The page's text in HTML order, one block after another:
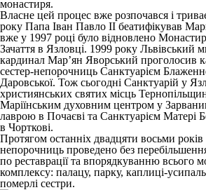
монастиря.
Власне цей процес вже розпочався і
року Папа Іван Павло ІІ беатифікував
вже у 1997 році було відновлено
Зачаття в Язловці. 1999 року Львівський
кардинал Мар’ян Яворський проголосив
сестер-непорочниць Санктуарієм
Даровської. Тож сьогодні Санктуарій у
християнських святих місць
Маріїнським духовним центром у
лаврою в Почаєві та Санктуарієм Матері
в Чорткові.
Протягом останніх двадцяти восьми
непорочниць проведено без
по реставрації та впорядкуванню всього
комплексу: палацу, парку, каплиці-
померлі сестри.